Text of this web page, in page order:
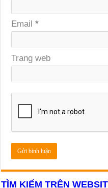
Email*
Trang web
TÌM KIẾM TRÊN